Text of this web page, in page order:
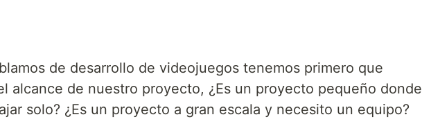
de desarrollo de videojuegos tenemos primero que
alcance de nuestro proyecto, ¿Es un proyecto pequeño donde
solo? ¿Es un proyecto a gran escala y necesito un equipo?